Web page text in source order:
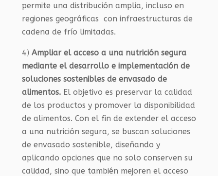
permite una distribución amplia, incluso en
regiones geográficas con infraestructuras de
cadena de frío limitadas.
4) Ampliar el acceso a una nutrición segura
mediante el desarrollo e implementación de
soluciones sostenibles de envasado de
alimentos. El objetivo es preservar la calidad
de los productos y promover la disponibilidad
de alimentos. Con el fin de extender el acceso
a una nutrición segura, se buscan soluciones
de envasado sostenible, diseñando y
aplicando opciones que no solo conserven su
calidad, sino que también mejoren el acceso